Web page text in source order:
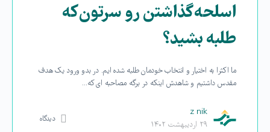
اسلحه گذاشتن رو سرتون که
طلبه بشید؟
ما اکثرا به اختیار و انتخاب خودمان طلبه شده ایم. در بدو ورود یک هدف
مقدس داشتیم و شاهدش اینکه در برگه مصاحبه ای که…
z nik
۲۹ اردیبهشت ۱۴۰۲
دیدگاه